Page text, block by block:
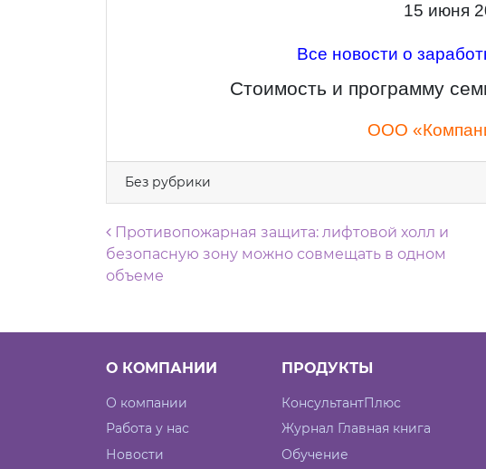
15 июня
Все новости о
Стоимость и программу
ООО
Без рубрики
Навигация по записям
Противопожарная защита: лифтовой холл и
безопасную зону можно совмещать в одном
объеме
О КОМПАНИИ
О компании
Работа у нас
Новости
ПРОДУКТЫ
КонсультантПлюс
Журнал Главная книга
Обучение